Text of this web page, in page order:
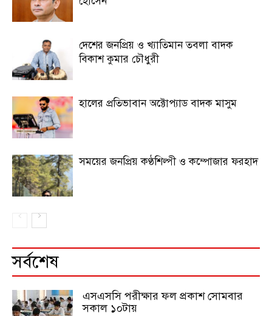
দেশের জনপ্রিয় ও খ্যাতিমান তবলা বাদক
বিকাশ কুমার চৌধুরী
হালের প্রতিভাবান অক্টোপ্যাড বাদক মাসুম
সময়ের জনপ্রিয় কণ্ঠশিল্পী ও কম্পোজার ফরহাদ
সর্বশেষ
এসএসসি পরীক্ষার ফল প্রকাশ সোমবার
সকাল ১০টায়